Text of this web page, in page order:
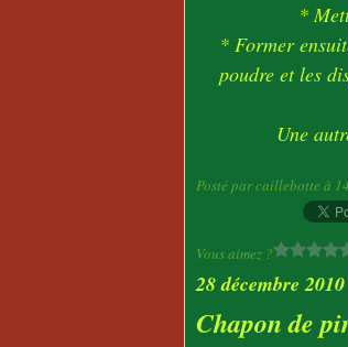
*
* Former
poudre et les
Une
Posté par caillebotte à
Vous aimez ?
28 décembre 2010
Chapon de